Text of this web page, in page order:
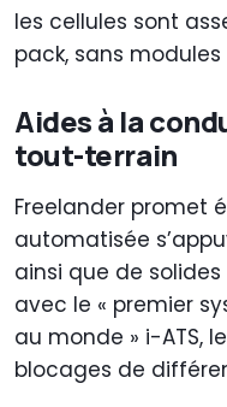
les cellules sont
pack, sans
Aides à la
tout-terrain
Freelander promet
automatisée
ainsi que de
avec le « premier
au monde » i-ATS,
blocages de